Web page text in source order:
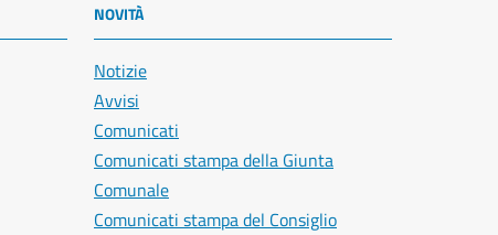
NOVITÀ
Notizie
Avvisi
Comunicati
Comunicati stampa della Giunta
Comunale
Comunicati stampa del Consiglio